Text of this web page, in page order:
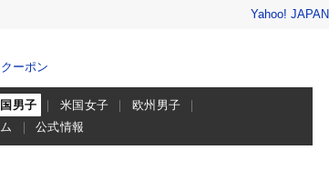
Yahoo! JAPAN
ーポン
男子 米国女子
欧州男子
公式情報